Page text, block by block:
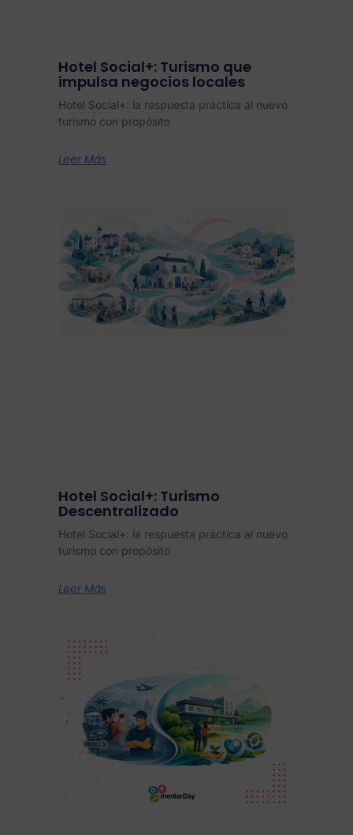
Hotel Social+: Turismo que
impulsa negocios locales
Hotel Social+: la respuesta práctica al nuevo
turismo con propósito
Leer Más
Hotel Social+: Turismo
Descentralizado
Hotel Social+: la respuesta práctica al nuevo
turismo con propósito
Leer Más